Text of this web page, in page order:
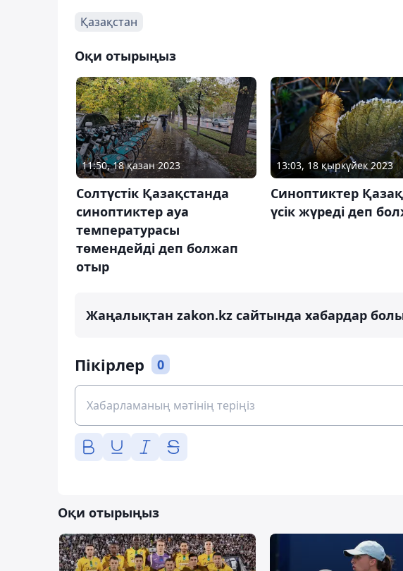
Қазақстан
Оқи отырыңыз
11:50, 18 қазан 2023
Солтүстік Қазақстанда
синоптиктер ауа
температурасы
төмендейді деп болжап
отыр
13:03, 18 қыркүйек 2023
Синоптиктер
үсік жүреді деп
Жаңалықтан zakon.kz сайтында хабардар
Пікірлер 0
Оқи отырыңыз